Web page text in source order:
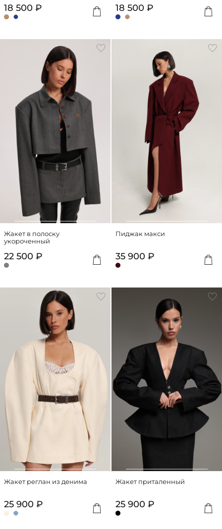
18 500 ₽ 18 500 ₽
Жакет в полоску
укороченный
22 500 ₽
Пиджак макси
35 900 ₽
Жакет реглан из денима
25 900 ₽
Жакет приталенный
25 900 ₽